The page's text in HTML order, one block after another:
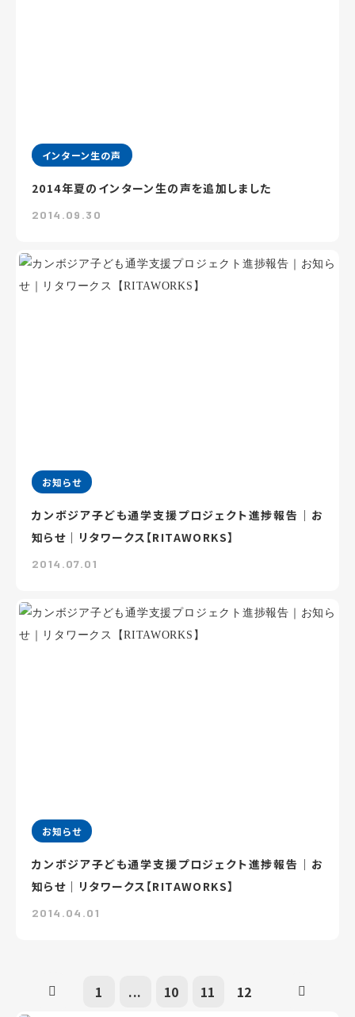
インターン生の声
2014年夏のインターン生の声を追加しました
2014.09.30
お知らせ
カンボジア子ども通学支援プロジェクト進捗報告｜お
知らせ｜リタワークス【RITAWORKS】
2014.07.01
お知らせ
カンボジア子ども通学支援プロジェクト進捗報告｜お
知らせ｜リタワークス【RITAWORKS】
2014.04.01
1 ... 10 11 12